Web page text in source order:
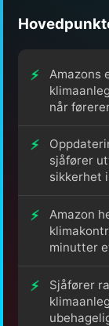
Amazons
når
sjåfører
sikkerhet
Amazon
minutter
Sjåfører